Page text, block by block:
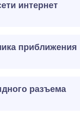
интернет
приближения
разъема